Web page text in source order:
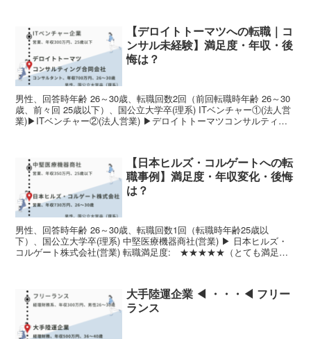
【デロイトトーマツへの転職｜コ
ンサル未経験】満足度・年収・後
悔は？
男性、回答時年齢 26～30歳、転職回数2回（前回転職時年齢 26～30
歳、前々回 25歳以下）、国公立大学卒(理系) ITベンチャー①(法人営
業)▶ITベンチャー②(法人営業) ▶デロイトトーマツコンサルティン
【日本ヒルズ・コルゲートへの転
職事例】満足度・年収変化・後悔
は？
男性、回答時年齢 26～30歳、転職回数1回（転職時年齢25歳以
下）、国公立大学卒(理系) 中堅医療機器商社(営業) ▶ 日本ヒルズ・
コルゲート株式会社(営業) 転職満足度: ★★★★★（とても満足）
大手陸運企業 ◀ ・・・◀ フリー
ランス